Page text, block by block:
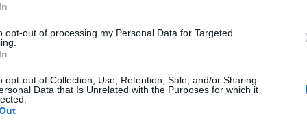
opt-out of processing my Personal Data for Targeted
opt-out of Collection, Use, Retention, Sale, and/or Sharing
Data that Is Unrelated with the Purposes for which it